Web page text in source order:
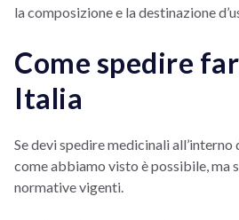
la composizione e la destinazione
Come spedire
Italia
Se devi spedire medicinali
come abbiamo visto è possibile, ma
normative vigenti.